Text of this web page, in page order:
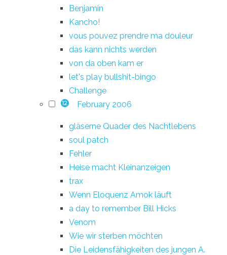
Benjamin
Kancho!
vous pouvez prendre ma douleur
das kann nichts werden
von da oben kam er
let's play bullshit-bingo
Challenge
12 February 2006
gläserne Quader des Nachtlebens
soul patch
Fehler
Heise macht Kleinanzeigen
trax
Wenn Eloquenz Amok läuft
a day to remember Bill Hicks
Venom
Wie wir sterben möchten
Die Leidensfähigkeiten des jungen A.